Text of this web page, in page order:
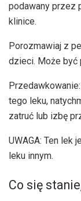
podawany przez
klinice.
Porozmawiaj z
dzieci. Może być
tego leku,
zatruć lub izbę
UWAGA: Ten lek
leku innym.
Co się